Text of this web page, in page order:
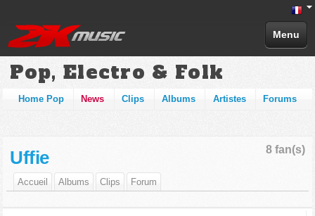
Menu
Pop, Electro & Folk
Home Pop News Clips Albums Artistes Forums
8 fan(s)
Uffie
Accueil Albums Clips Forum